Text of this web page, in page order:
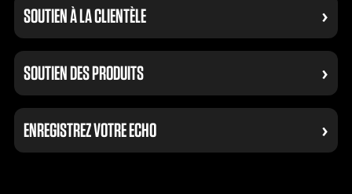
SOUTIEN À LA CLIENTÈLE
SOUTIEN DES PRODUITS
ENREGISTREZ VOTRE ECHO